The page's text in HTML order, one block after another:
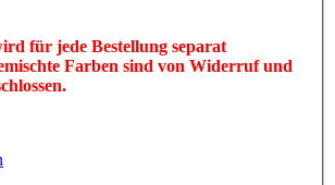
für jede Bestellung separat
Farben sind von Widerruf und